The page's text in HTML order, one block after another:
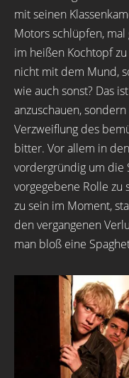
mit seinen
Motors schlüpfen,
im heißen Kochtopf
nicht mit dem Mund,
wie auch sonst? Das
anzuschauen,
Verzweiflung des
bitter. Vor allem in
vordergründig um die
vorgegebene Rolle zu
zu sein im Moment,
den vergangenen
man bloß eine